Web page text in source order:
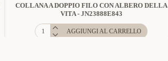
COLLANA A DOPPIO FILO CON ALBERO DELLA
VITA - JN23888E843
AGGIUNGI AL CARRELLO